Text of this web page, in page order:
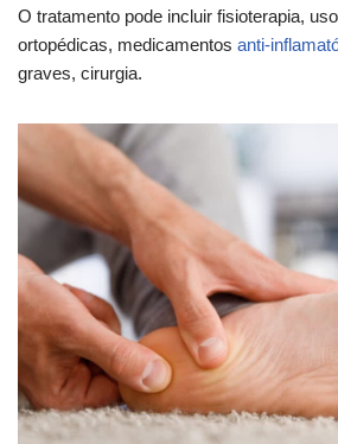
O tratamento pode incluir fisioterapia,
ortopédicas, medicamentos anti-
graves, cirurgia.